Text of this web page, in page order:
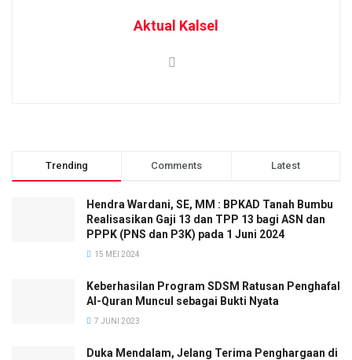
Aktual Kalsel
Trending Comments Latest
Hendra Wardani, SE, MM : BPKAD Tanah Bumbu
Realisasikan Gaji 13 dan TPP 13 bagi ASN dan
PPPK (PNS dan P3K) pada 1 Juni 2024
15 MEI 2024
Keberhasilan Program SDSM Ratusan Penghafal
Al-Quran Muncul sebagai Bukti Nyata
7 JUNI 2023
Duka Mendalam, Jelang Terima Penghargaan di